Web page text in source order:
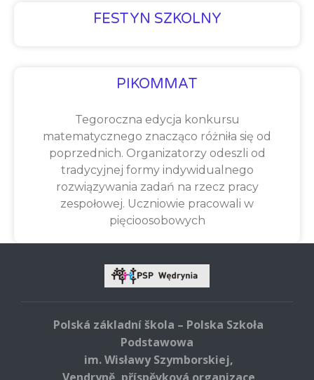
FESTYN SZKOLNY
PIKOMMAT
Tegoroczna edycja konkursu
matematycznego znacząco różniła się od
poprzednich. Organizatorzy odeszli od
tradycyjnej formy indywidualnego
rozwiązywania zadań na rzecz pracy
zespołowej. Uczniowie pracowali w
pięcioosobowych
Polská základní škola – Polska Szkoła
Podstawowa
im. Wisławy Szymborskiej,